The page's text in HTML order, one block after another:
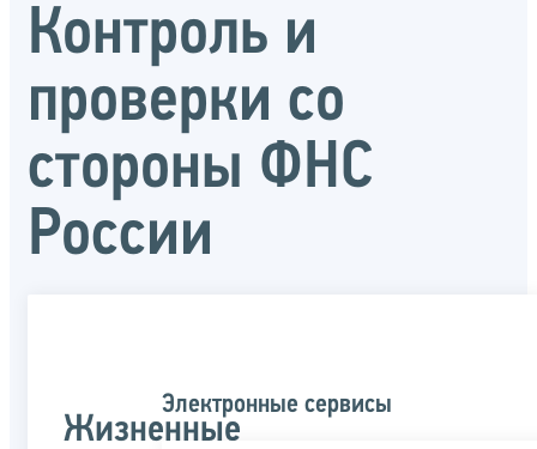
Контроль и
проверки со
стороны ФНС
России
Жизненные
Электронные сервисы